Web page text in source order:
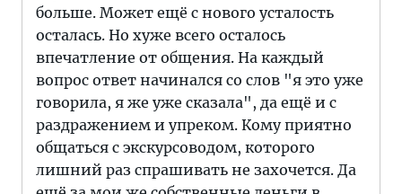
больше. Может ещё с нового усталость
осталась. Но хуже всего осталось
впечатление от общения. На каждый
вопрос ответ начинался со слов "я это уже
говорила, я же уже сказала", да ещё и с
раздражением и упреком. Кому приятно
общаться с экскурсоводом, которого
лишний раз спрашивать не захочется. Да